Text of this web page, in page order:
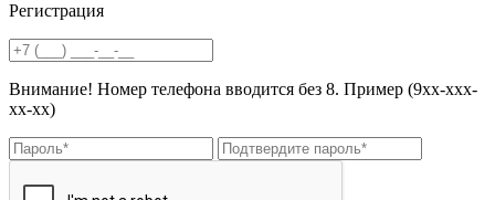
Регистрация
Внимание! Номер телефона вводится без 8. Пример (9хх-ххх-
хх-хх)